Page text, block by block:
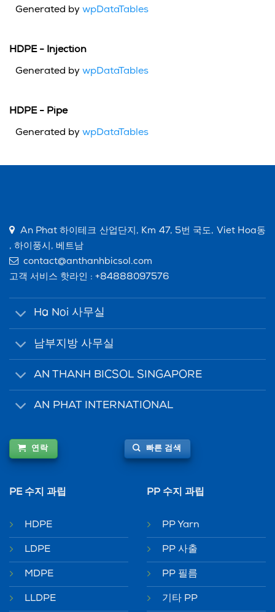
Generated by wpDataTables
HDPE - Injection
Generated by wpDataTables
HDPE - Pipe
Generated by wpDataTables
An Phat 하이테크 산업단지, Km 47, 5번 국도, Viet Hoa동
, 하이풍시, 베트남
contact@anthanhbicsol.com
고객 서비스 핫라인 : +84888097576
Ha Noi 사무실
남부지방 사무실
AN THANH BICSOL SINGAPORE
AN PHAT INTERNATIONAL
연락 빠른 검색
PE 수지 과립
HDPE
LDPE
MDPE
LLDPE
PP 수지 과립
PP Yarn
PP 사출
PP 필름
기타 PP